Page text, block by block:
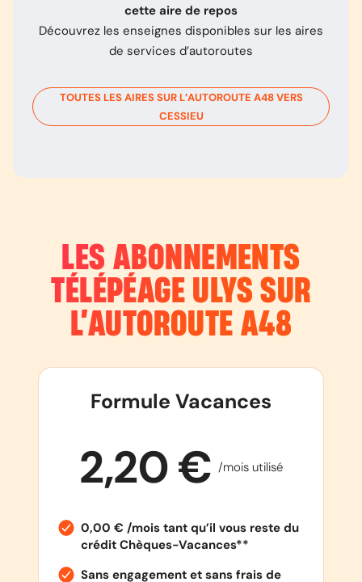
cette aire de repos
Découvrez les enseignes disponibles sur les aires
de services d’autoroutes
TOUTES LES AIRES SUR L’AUTOROUTE A48VERS
CESSIEU
LES ABONNEMENTS
TÉLÉPÉAGE ULYS SUR
L’AUTOROUTE A48
Formule Vacances
2,20 € /mois utilisé
0,00 € /mois tant qu’il vous reste du
crédit Chèques-Vacances**
Sans engagement et sans frais de